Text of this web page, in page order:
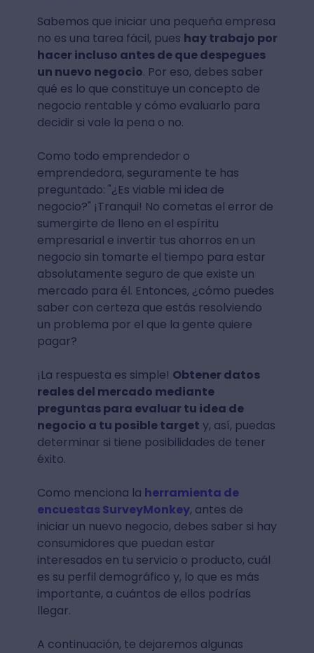
Sabemos que iniciar una pequeña empresa
no es una tarea fácil, pues hay trabajo por
hacer incluso antes de que despegues
un nuevo negocio. Por eso, debes saber
qué es lo que constituye un concepto de
negocio rentable y cómo evaluarlo para
decidir si vale la pena o no.
Como todo emprendedor o
emprendedora, seguramente te has
preguntado: "¿Es viable mi idea de
negocio?" ¡Tranqui! No cometas el error de
sumergirte de lleno en el espíritu
empresarial e invertir tus ahorros en un
negocio sin tomarte el tiempo para estar
absolutamente seguro de que existe un
mercado para él. Entonces, ¿cómo puedes
saber con certeza que estás resolviendo
un problema por el que la gente quiere
pagar?
¡La respuesta es simple! Obtener datos
reales del mercado mediante
preguntas para evaluar tu idea de
negocio a tu posible target y, así, puedas
determinar si tiene posibilidades de tener
éxito.
Como menciona la herramienta de
encuestas SurveyMonkey, antes de
iniciar un nuevo negocio, debes saber si hay
consumidores que puedan estar
interesados ​​en tu servicio o producto, cuál
es su perfil demográfico y, lo que es más
importante, a cuántos de ellos podrías
llegar.
A continuación, te dejaremos algunas